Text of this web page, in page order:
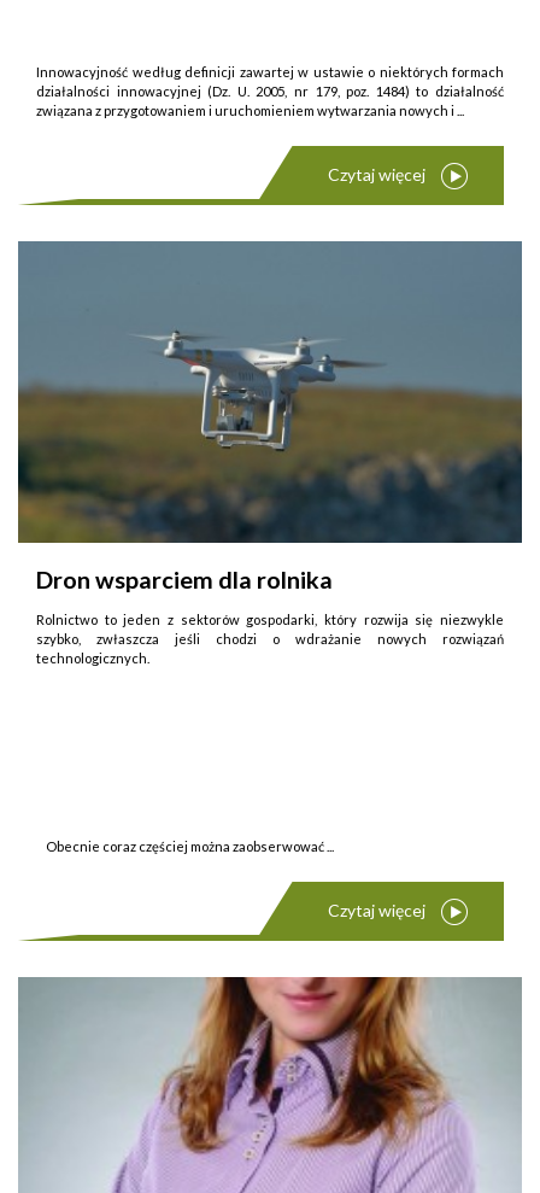
Innowacyjność według definicji zawartej w ustawie o niektórych formach
działalności innowacyjnej (Dz. U. 2005, nr 179, poz. 1484) to działalność
związana z przygotowaniem i uruchomieniem wytwarzania nowych i ...
Czytaj więcej
Dron wsparciem dla rolnika
Rolnictwo to jeden z sektorów gospodarki, który rozwija się niezwykle
szybko, zwłaszcza jeśli chodzi o wdrażanie nowych rozwiązań
technologicznych.
Obecnie coraz częściej można zaobserwować ...
Czytaj więcej